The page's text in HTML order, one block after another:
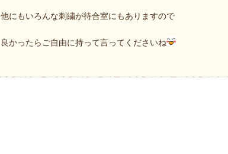
他にもいろんな刺繍が待合室にもありますので
良かったらご自由に持って言ってくださいね